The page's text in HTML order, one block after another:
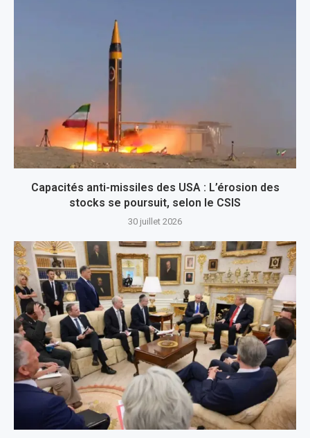
Capacités anti-missiles des USA : L’érosion des
stocks se poursuit, selon le CSIS
30 juillet 2026